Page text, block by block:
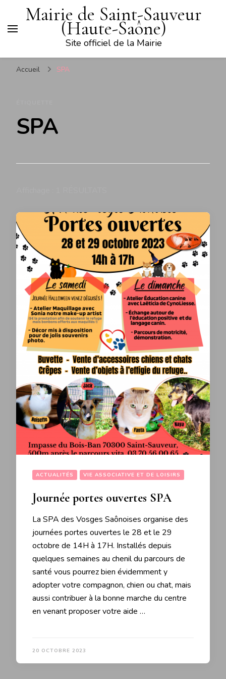
Mairie de Saint-Sauveur
(Haute-Saône)
Site officiel de la Mairie
Accueil SPA
SPA
ACTUALITÉS VIE ASSOCIATIVE ET DE LOISIRS
Journée portes ouvertes SPA
La SPA des Vosges Saônoises organise des
journées portes ouvertes le 28 et le 29
octobre de 14H à 17H. Installés depuis
quelques semaines au chenil du parcours de
santé vous pourrez bien évidemment y
adopter votre compagnon, chien ou chat, mais
aussi contribuer à la bonne marche du centre
en venant proposer votre aide …
20 OCTOBRE 2023